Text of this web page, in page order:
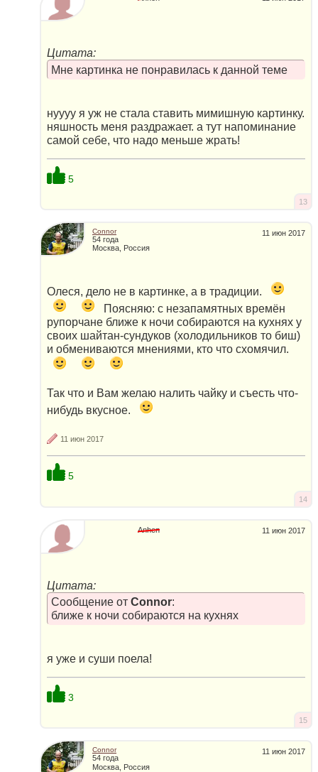
Цитата:
Мне картинка не понравилась к данной теме
нуууу я уж не стала ставить мимишную картинку.
няшность меня раздражает. а тут напоминание
самой себе, что надо меньше жрать!
5
13
11 июн 2017
Connor
54 года
Москва, Россия
Олеся, дело не в картинке, а в традиции.
Поясняю: с незапамятных времён
рупорчане ближе к ночи собираются на кухнях у
своих шайтан-сундуков (холодильников то биш)
и обмениваются мнениями, кто что схомячил.
Так что и Вам желаю налить чайку и съесть что-
нибудь вкусное.
11 июн 2017
5
14
11 июн 2017
Anhen
Цитата:
Сообщение от Connor:
ближе к ночи собираются на кухнях
я уже и суши поела!
3
15
11 июн 2017
Connor
54 года
Москва, Россия